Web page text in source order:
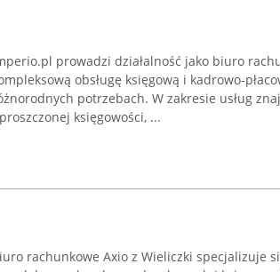
prowadzi działalność jako biuro
obsługę księgową i kadrowo-
potrzebach. W zakresie usług
księgowości, ...
rachunkowe Axio z Wieliczki specjalizuje